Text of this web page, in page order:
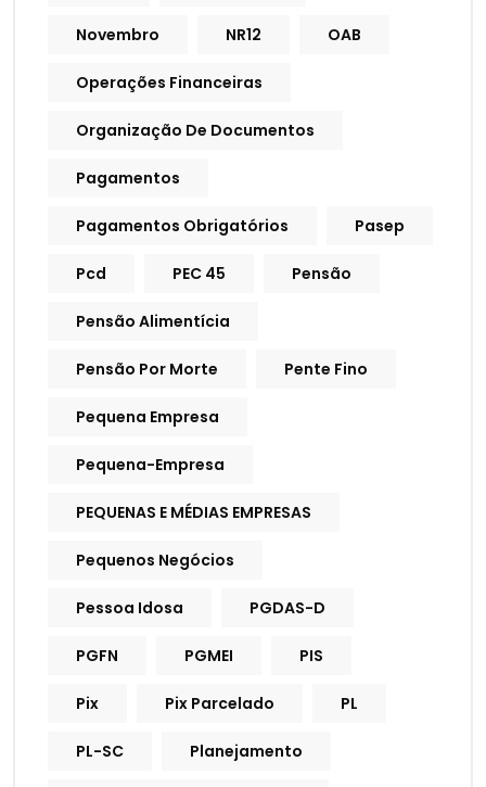
Novembro NR12 OAB
Operações Financeiras
Organização De Documentos
Pagamentos
Pagamentos Obrigatórios Pasep
Pcd PEC 45 Pensão
Pensão Alimentícia
Pensão Por Morte Pente Fino
Pequena Empresa
Pequena-Empresa
PEQUENAS E MÉDIAS EMPRESAS
Pequenos Negócios
Pessoa Idosa PGDAS-D
PGFN PGMEI PIS
Pix Pix Parcelado PL
PL-SC Planejamento